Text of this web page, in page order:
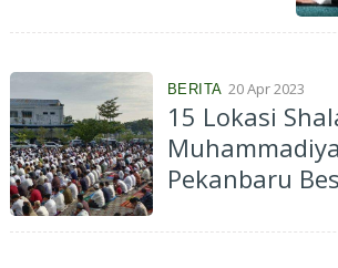
BERITA 20 Apr 2023
15 Lokasi
Pekanbaru
Imam dan